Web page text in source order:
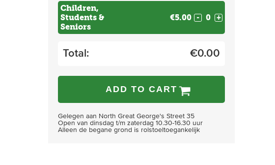
Children,
Students &
Seniors
€5.00 - +
Total: €0.00
ADD TO CART
Gelegen aan North Great George's Street 35
Open van dinsdag t/m zaterdag 10.30-16.30 uur
Alleen de begane grond is rolstoeltoegankelijk